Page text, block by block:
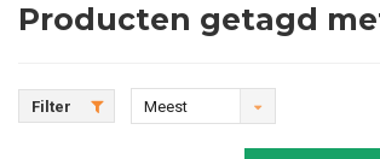
Producten getagd
Filter
Meest